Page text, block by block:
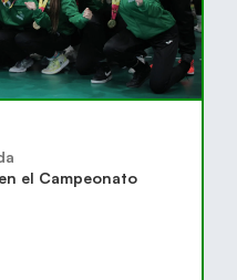
el Campeonato